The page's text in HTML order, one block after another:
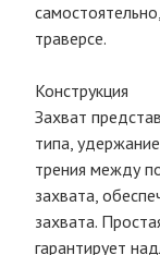
траверсе.
Конструкция
Захват
типа,
трения между
захвата,
захвата.
гарантирует